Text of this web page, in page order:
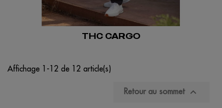
THC CARGO
Affichage 1-12 de 12 article(s)
Retour au sommet 